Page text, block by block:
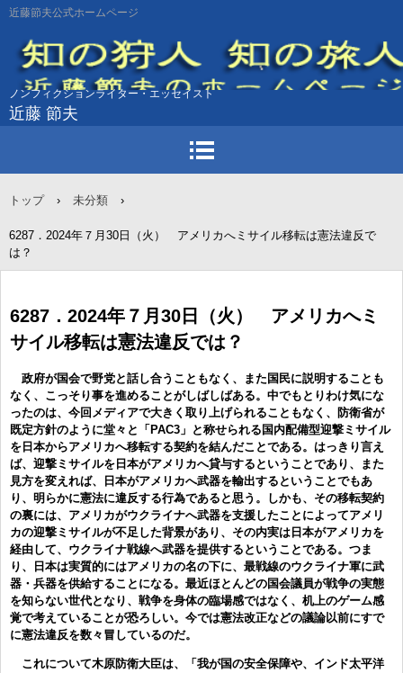
近藤節夫公式ホームページ
ノンフィクションライター・エッセイスト
近藤 節夫
トップ › 未分類 ›
6287．2024年７月30日（火） アメリカへミサイル移転は憲法違反で
は？
6287．2024年７月30日（火） アメリカへミ
サイル移転は憲法違反では？
政府が国会で野党と話し合うこともなく、また国民に説明することも
なく、こっそり事を進めることがしばしばある。中でもとりわけ気にな
ったのは、今回メディアで大きく取り上げられることもなく、防衛省が
既定方針のように堂々と「PAC3」と称せられる国内配備型迎撃ミサイル
を日本からアメリカへ移転する契約を結んだことである。はっきり言え
ば、迎撃ミサイルを日本がアメリカへ貸与するということであり、また
見方を変えれば、日本がアメリカへ武器を輸出するということでもあ
り、明らかに憲法に違反する行為であると思う。しかも、その移転契約
の裏には、アメリカがウクライナへ武器を支援したことによってアメリ
カの迎撃ミサイルが不足した背景があり、その内実は日本がアメリカを
経由して、ウクライナ戦線へ武器を提供するということである。つま
り、日本は実質的にはアメリカの名の下に、最戦線のウクライナ軍に武
器・兵器を供給することになる。最近ほとんどの国会議員が戦争の実態
を知らない世代となり、戦争を身体の臨場感ではなく、机上のゲーム感
覚で考えていることが恐ろしい。今では憲法改正などの議論以前にすで
に憲法違反を数々冒しているのだ。
これについて木原防衛大臣は、「我が国の安全保障や、インド太平洋